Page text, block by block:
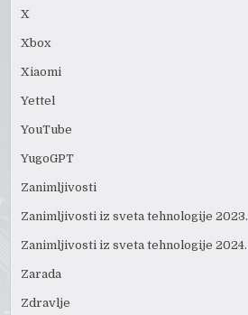
X
Xbox
Xiaomi
Yettel
YouTube
YugoGPT
Zanimljivosti
Zanimljivosti iz sveta tehnologije 2023.
Zanimljivosti iz sveta tehnologije 2024.
Zarada
Zdravlje